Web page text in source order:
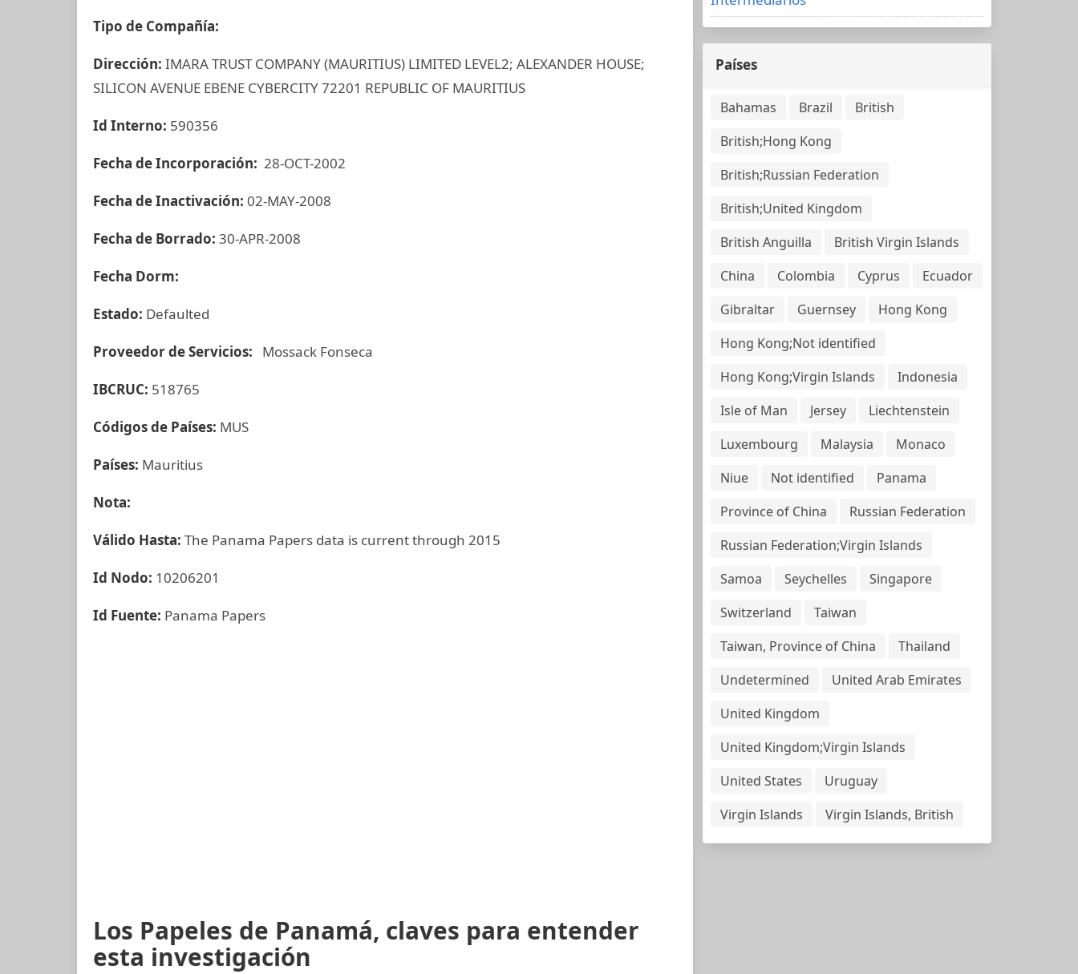
Tipo de Compañía:
Dirección: IMARA TRUST COMPANY (MAURITIUS) LIMITED LEVEL2; ALEXANDER HOUSE;
SILICON AVENUE EBENE CYBERCITY 72201 REPUBLIC OF MAURITIUS
Id Interno: 590356
Fecha de Incorporación: 28-OCT-2002
Fecha de Inactivación: 02-MAY-2008
Fecha de Borrado: 30-APR-2008
Fecha Dorm:
Estado: Defaulted
Proveedor de Servicios: Mossack Fonseca
IBCRUC: 518765
Códigos de Países: MUS
Países: Mauritius
Nota:
Válido Hasta: The Panama Papers data is current through 2015
Id Nodo: 10206201
Id Fuente: Panama Papers
Los Papeles de Panamá, claves para entender
esta investigación
Países
Bahamas Brazil
British
British;Hong Kong
British;Russian Federation
British;United Kingdom
British Anguilla
British Virgin Islands
China
Colombia Cyprus
Ecuador
Gibraltar
Guernsey
Hong Kong
Hong Kong;Not identified
Hong Kong;Virgin Islands
Indonesia
Isle of Man
Jersey
Liechtenstein
Luxembourg
Malaysia
Monaco
Niue
Not identified
Panama
Province of China
Russian Federation
Russian Federation;Virgin Islands
Samoa
Seychelles
Singapore
Switzerland
Taiwan
Taiwan, Province of China
Thailand
Undetermined
United Arab Emirates
United Kingdom
United Kingdom;Virgin Islands
United States
Uruguay
Virgin Islands
Virgin Islands, British